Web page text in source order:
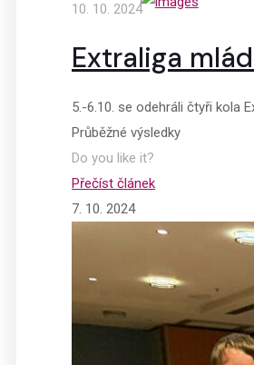
10. 10. 2024
Extraliga
5.-6.10. se odehráli čtyři kola
Průběžné výsledky
Do you like it?
Přečíst článek
7. 10. 2024